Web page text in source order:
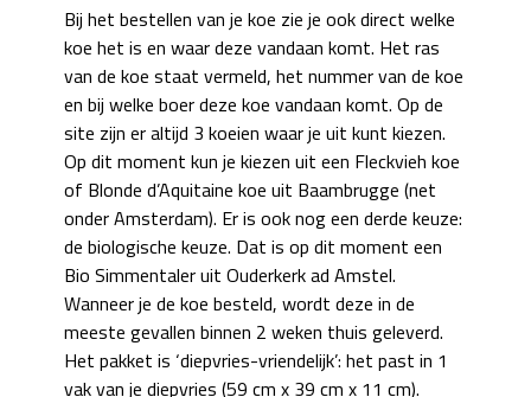
Bij het bestellen van je koe zie je ook direct welke
koe het is en waar deze vandaan komt. Het ras
van de koe staat vermeld, het nummer van de koe
en bij welke boer deze koe vandaan komt. Op de
site zijn er altijd 3 koeien waar je uit kunt kiezen.
Op dit moment kun je kiezen uit een Fleckvieh koe
of Blonde d’Aquitaine koe uit Baambrugge (net
onder Amsterdam). Er is ook nog een derde keuze:
de biologische keuze. Dat is op dit moment een
Bio Simmentaler uit Ouderkerk ad Amstel.
Wanneer je de koe besteld, wordt deze in de
meeste gevallen binnen 2 weken thuis geleverd.
Het pakket is ‘diepvries-vriendelijk’: het past in 1
vak van je diepvries (59 cm x 39 cm x 11 cm).